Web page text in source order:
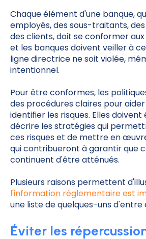
Chaque élément d'une banque,
employés, des sous-traitants,
des clients, doit se conformer
et les banques doivent veiller à
ligne directrice ne soit violée,
intentionnel.
Pour être conformes, les
des procédures claires pour
identifier les risques. Elles
décrire les stratégies qui
ces risques et de mettre en
qui contribueront à garantir que
continuent d'être atténués.
Plusieurs raisons permettent
l'information réglementaire est
une liste de quelques-uns d'entre
Éviter les